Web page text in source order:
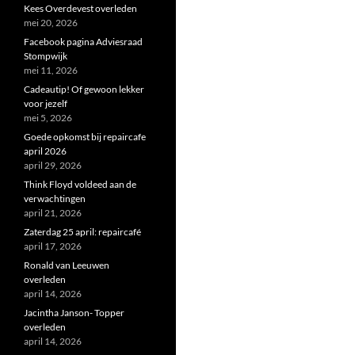
Kees Overdevest overleden
mei 20, 2026
Facebook pagina Adviesraad
Stompwijk
mei 11, 2026
Cadeautip! Of gewoon lekker
voor jezelf
mei 5, 2026
Goede opkomst bij repaircafe
april 2026
april 29, 2026
Think Floyd voldeed aan de
verwachtingen
april 21, 2026
Zaterdag 25 april: repaircafé
april 17, 2026
Ronald van Leeuwen
overleden
april 14, 2026
Jacintha Janson- Topper
overleden
april 14, 2026